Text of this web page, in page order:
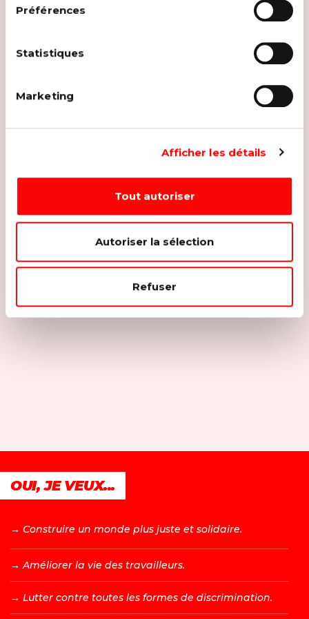
Préférences
Statistiques
Marketing
Afficher les détails
Tout autoriser
Autoriser la sélection
Refuser
OUI, JE VEUX...
→ Construire un monde plus juste et solidaire.
→ Améliorer la vie des travailleurs.
→ Lutter contre toutes les formes de discrimination.